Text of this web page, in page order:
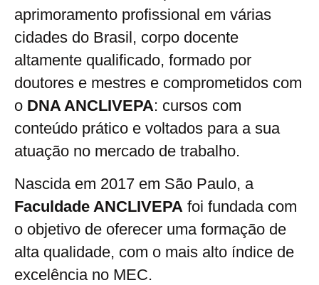
aprimoramento profissional em várias
cidades do Brasil, corpo docente
altamente qualificado, formado por
doutores e mestres e comprometidos com
o DNA ANCLIVEPA: cursos com
conteúdo prático e voltados para a sua
atuação no mercado de trabalho.
Nascida em 2017 em São Paulo, a
Faculdade ANCLIVEPA foi fundada com
o objetivo de oferecer uma formação de
alta qualidade, com o mais alto índice de
excelência no MEC.